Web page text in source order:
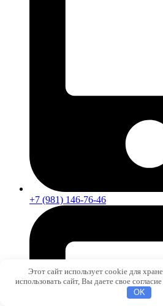
+7 (981) 146-76-46
Этот сайт использует cookie для
использовать сайт, Вы даете свое
OK